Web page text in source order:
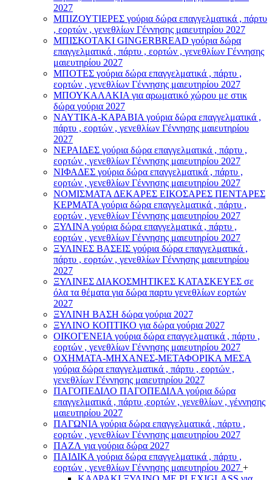
2027
ΜΠΙΖΟΥΤΙΕΡΕΣ γούρια δώρα επαγγελματικά , πάρτυ
, εορτών , γενεθλίων Γέννησης μαιευτηρίου 2027
ΜΠΙΣΚΟΤΑΚΙ GINGERBREAD γούρια δώρα
επαγγελματικά , πάρτυ , εορτών , γενεθλίων Γέννησης
μαιευτηρίου 2027
ΜΠΟΤΕΣ γούρια δώρα επαγγελματικά , πάρτυ ,
εορτών , γενεθλίων Γέννησης μαιευτηρίου 2027
ΜΠΟΥΚΑΛΑΚΙΑ για αρωματικό χώρου με στικ
δώρα γούρια 2027
ΝΑΥΤΙΚΑ-ΚΑΡΑΒΙΑ γούρια δώρα επαγγελματικά ,
πάρτυ , εορτών , γενεθλίων Γέννησης μαιευτηρίου
2027
ΝΕΡΑΙΔΕΣ γούρια δώρα επαγγελματικά , πάρτυ ,
εορτών , γενεθλίων Γέννησης μαιευτηρίου 2027
ΝΙΦΑΔΕΣ γούρια δώρα επαγγελματικά , πάρτυ ,
εορτών , γενεθλίων Γέννησης μαιευτηρίου 2027
ΝΟΜΙΣΜΑΤΑ ΔΕΚΑΡΕΣ ΕΙΚΟΣΑΡΕΣ ΠΕΝΤΑΡΕΣ
ΚΕΡΜΑΤΑ γούρια δώρα επαγγελματικά , πάρτυ ,
εορτών , γενεθλίων Γέννησης μαιευτηρίου 2027
ΞΥΛΙΝΑ γούρια δώρα επαγγελματικά , πάρτυ ,
εορτών , γενεθλίων Γέννησης μαιευτηρίου 2027
ΞΥΛΙΝΕΣ ΒΑΣΕΙΣ γούρια δώρα επαγγελματικά ,
πάρτυ , εορτών , γενεθλίων Γέννησης μαιευτηρίου
2027
ΞΥΛΙΝΕΣ ΔΙΑΚΟΣΜΗΤΙΚΕΣ ΚΑΤΑΣΚΕΥΕΣ σε
όλα τα θέματα για δώρα παρτυ γενεθλίων εορτών
2027
ΞΥΛΙΝΗ ΒΑΣΗ δώρα γούρια 2027
ΞΥΛΙΝΟ ΚΟΠΤΙΚΟ για δώρα γούρια 2027
ΟΙΚΟΓΕΝΕΙΑ γούρια δώρα επαγγελματικά , πάρτυ ,
εορτών , γενεθλίων Γέννησης μαιευτηρίου 2027
ΟΧΗΜΑΤΑ-ΜΗΧΑΝΕΣ-ΜΕΤΑΦΟΡΙΚΑ ΜΕΣΑ
γούρια δώρα επαγγελματικά , πάρτυ , εορτών ,
γενεθλίων Γέννησης μαιευτηρίου 2027
ΠΑΓΟΠΕΔΙΛΟ ΠΑΓΟΠΕΔΙΛΑ γούρια δώρα
επαγγελματικά , πάρτυ ,εορτών , γενεθλίων , γέννησης
μαιευτηρίου 2027
ΠΑΓΩΝΙΑ γούρια δώρα επαγγελματικά , πάρτυ ,
εορτών , γενεθλίων Γέννησης μαιευτηρίου 2027
ΠΑΖΛ για γούρια δώρα 2027
ΠΑΙΔΙΚΑ γούρια δώρα επαγγελματικά , πάρτυ ,
εορτών , γενεθλίων Γέννησης μαιευτηρίου 2027 +